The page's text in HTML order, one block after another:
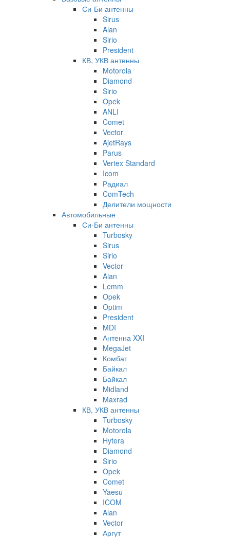
Си-Би антенны
Sirus
Alan
Sirio
President
КВ, УКВ антенны
Motorola
Diamond
Sirio
Opek
ANLI
Comet
Vector
AjetRays
Parus
Vertex Standard
Icom
Радиал
ComTech
Делители мощности
Автомобильные
Си-Би антенны
Turbosky
Sirus
Sirio
Vector
Alan
Lemm
Opek
Optim
President
MDI
Антенна XXI
MegaJet
Комбат
Байкал
Байкал
Midland
Maxrad
КВ, УКВ антенны
Turbosky
Motorola
Hytera
Diamond
Sirio
Opek
Comet
Yaesu
ICOM
Alan
Vector
Аргут